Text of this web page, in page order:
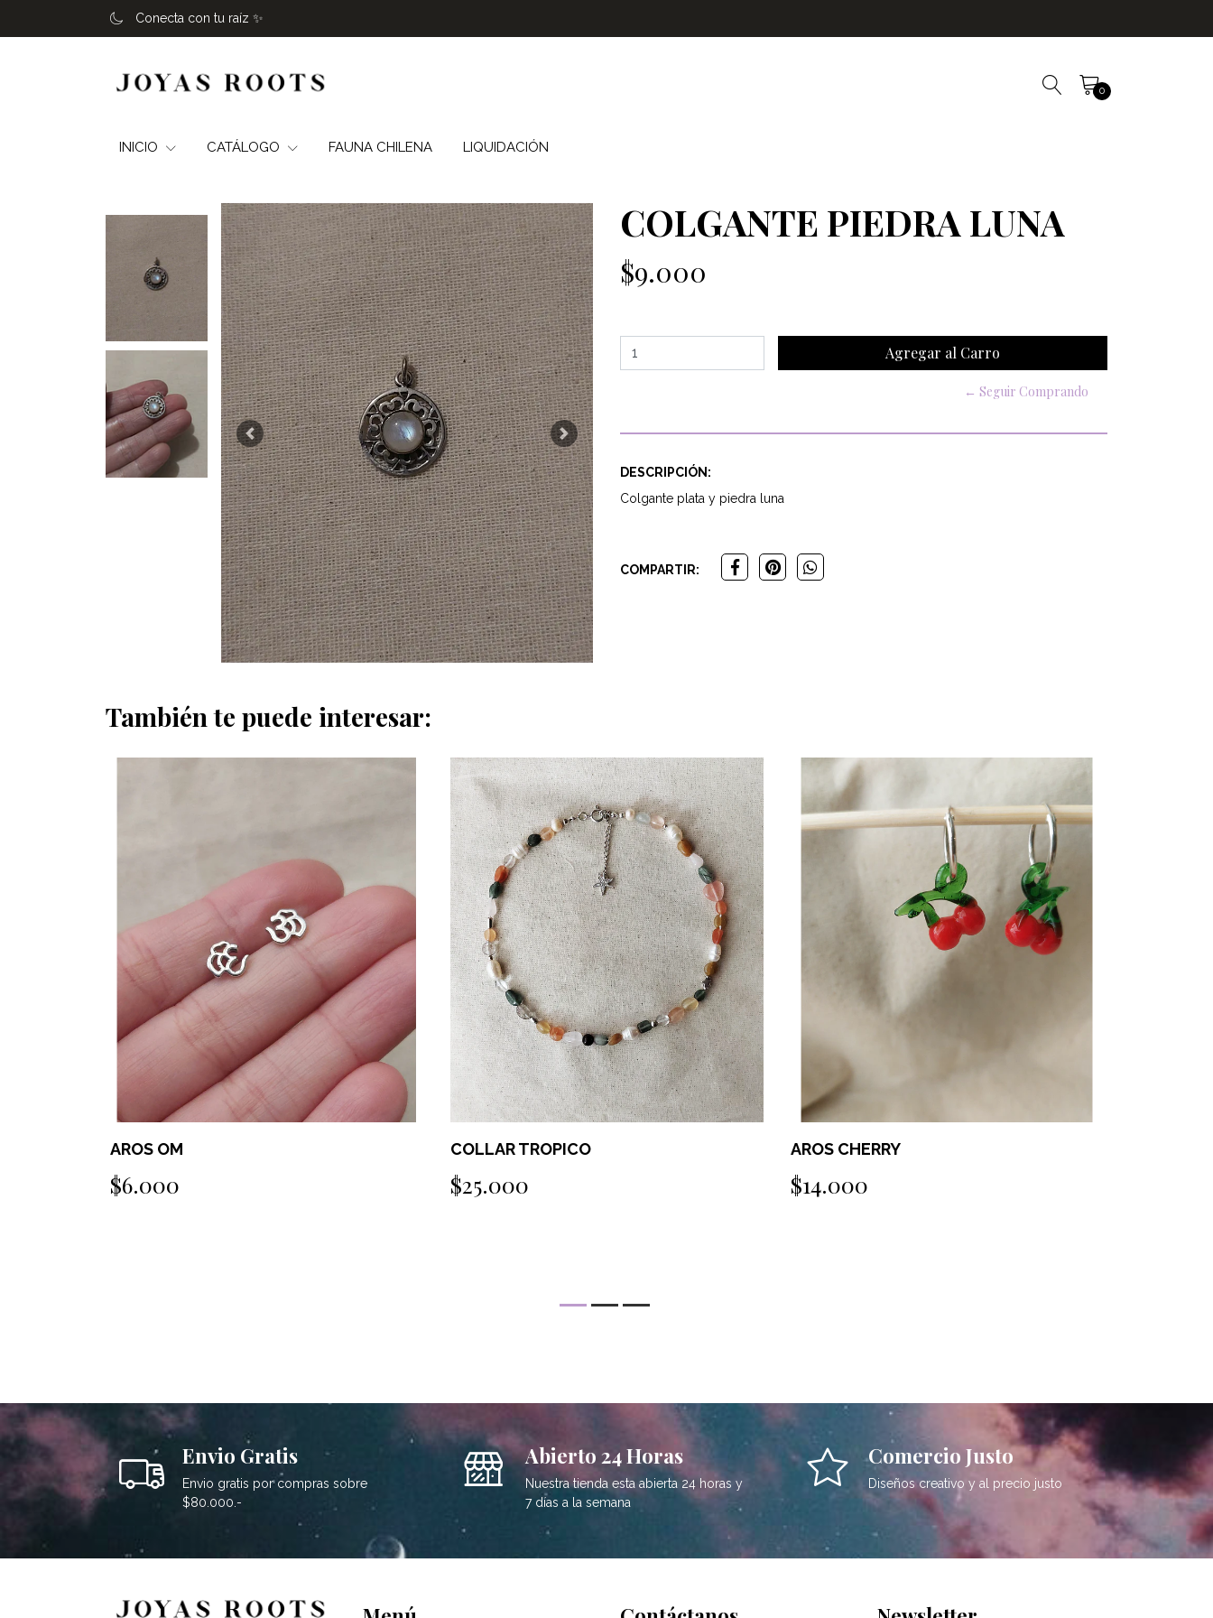
Conecta con tu raíz ✨️
0
INICIO CATÁLOGO FAUNA CHILENA LIQUIDACIÓN
Previous Next
COLGANTE PIEDRA LUNA
$9.000
← Seguir Comprando
DESCRIPCIÓN:
Colgante plata y piedra luna
COMPARTIR:
También te puede interesar:
AROS OM
$6.000
COLLAR TROPICO
$25.000
AROS CHERRY
$14.000
Envio Gratis
Envio gratis por compras sobre
$80.000.-
Abierto 24 Horas
Nuestra tienda esta abierta 24 horas y
7 días a la semana
Comercio Justo
Diseños creativo y al precio justo